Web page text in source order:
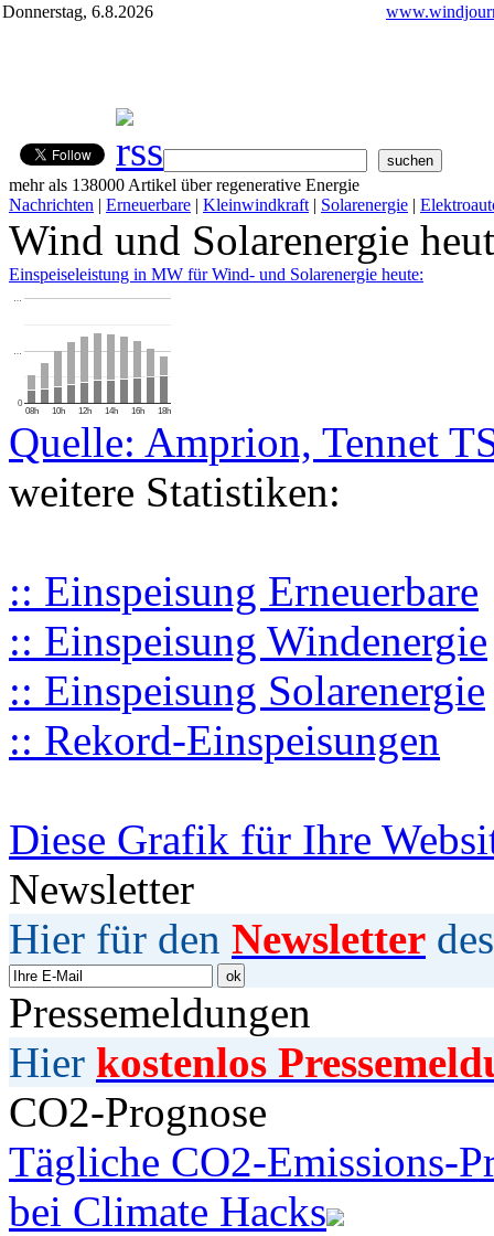
Donnerstag, 6.8.2026
mehr als 138000 Artikel über regenerative Energie
Nachrichten | Erneuerbare | Kleinwindkraft | Solarenergie |
Wind und Solarenergie
Einspeiseleistung in MW für Wind- und Solarenergie heute:
08h 10h 12h 14h 16h 18h
0
…
…
Quelle: Amprion, Tennet
weitere Statistiken:
:: Einspeisung Erneuerbare
:: Einspeisung Windenergie
:: Einspeisung Solarenergie
:: Rekord-Einspeisungen
Diese Grafik für Ihre
Newsletter
Hier für den Newsletter
Pressemeldungen
Hier kostenlos
CO2-Prognose
Tägliche CO2-Emissions-
bei Climate Hacks